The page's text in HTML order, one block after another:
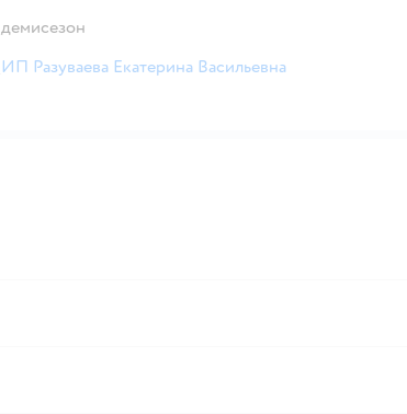
демисезон
ИП Разуваева Екатерина Васильевна